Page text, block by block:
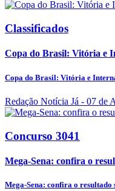
Classificados
Copa do Brasil: Vitória e
Copa do Brasil: Vitória e
Redação Notícia Já - 07 de
Concurso 3041
Mega-Sena: confira o
Mega-Sena: confira o resultado